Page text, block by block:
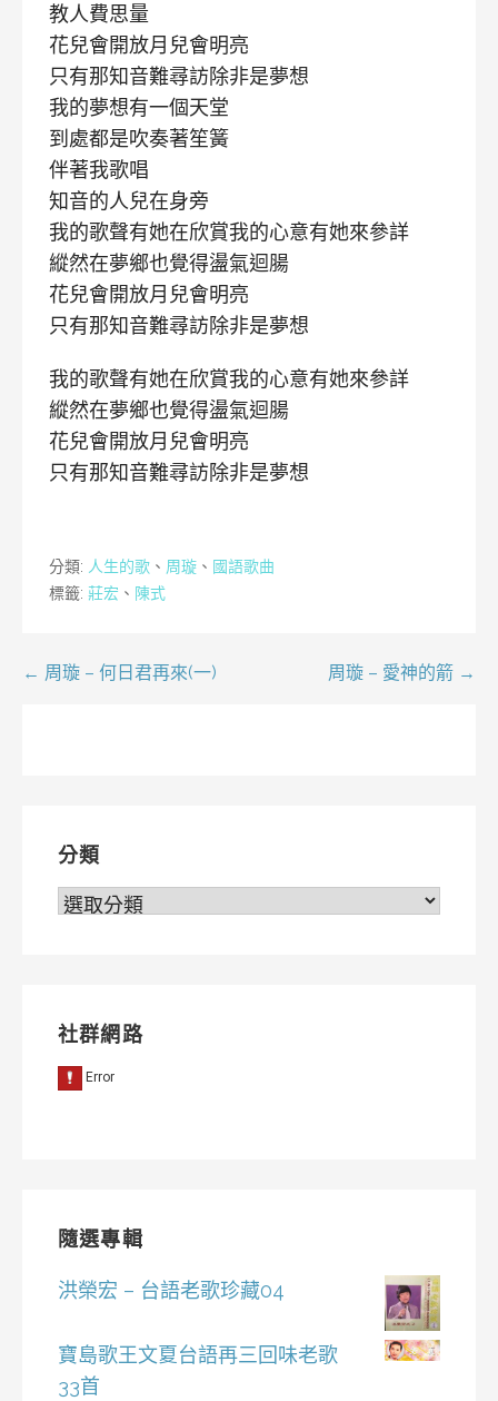
教人費思量
花兒會開放月兒會明亮
只有那知音難尋訪除非是夢想
我的夢想有一個天堂
到處都是吹奏著笙簧
伴著我歌唱
知音的人兒在身旁
我的歌聲有她在欣賞我的心意有她來參詳
縱然在夢鄉也覺得盪氣迴腸
花兒會開放月兒會明亮
只有那知音難尋訪除非是夢想
我的歌聲有她在欣賞我的心意有她來參詳
縱然在夢鄉也覺得盪氣迴腸
花兒會開放月兒會明亮
只有那知音難尋訪除非是夢想
分類: 人生的歌 、 周璇 、 國語歌曲
標籤: 莊宏 、 陳式
文← 周璇 – 何日君再來(一) 周璇 – 愛神的箭 →
分類
分
社群網路
隨選專輯
洪榮宏 – 台語老歌珍藏04
寶島歌王文夏台語再三回味老歌
33首